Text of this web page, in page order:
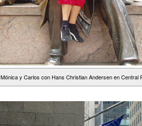
Mónica y Carlos con Hans Christian Andersen en Central